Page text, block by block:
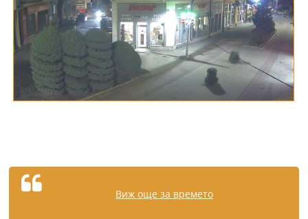
Виж още за времето